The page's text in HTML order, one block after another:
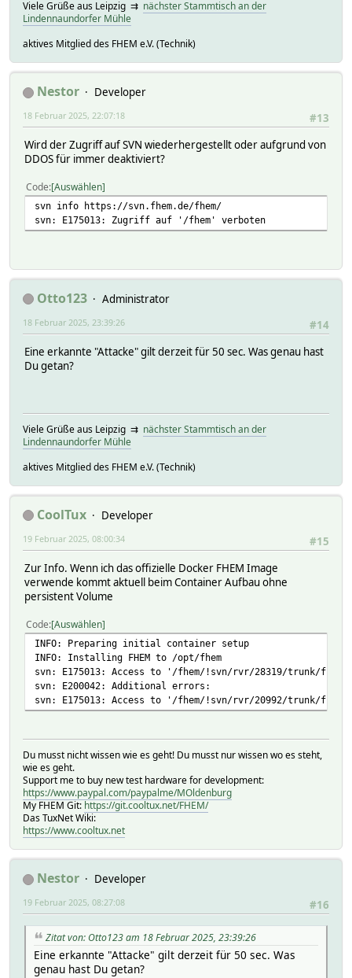
Viele Grüße aus Leipzig ⇉ nächster Stammtisch an der
Lindennaundorfer Mühle
aktives Mitglied des FHEM e.V. (Technik)
Nestor
Developer
#13
18 Februar 2025, 22:07:18
Wird der Zugriff auf SVN wiederhergestellt oder aufgrund von
DDOS für immer deaktiviert?
Code Auswählen
svn info https://svn.fhem.de/fhem/
svn: E175013: Zugriff auf '/fhem' verboten
Otto123
Administrator
#14
18 Februar 2025, 23:39:26
Eine erkannte "Attacke" gilt derzeit für 50 sec. Was genau hast
Du getan?
Viele Grüße aus Leipzig ⇉ nächster Stammtisch an der
Lindennaundorfer Mühle
aktives Mitglied des FHEM e.V. (Technik)
CoolTux
Developer
#15
19 Februar 2025, 08:00:34
Zur Info. Wenn ich das offizielle Docker FHEM Image
verwende kommt aktuell beim Container Aufbau ohne
persistent Volume
Code Auswählen
INFO: Preparing initial container setup
INFO: Installing FHEM to /opt/fhem
svn: E175013: Access to '/fhem/!svn/rvr/28319/trunk/fhem/
svn: E200042: Additional errors:
svn: E175013: Access to '/fhem/!svn/rvr/20992/trunk/fhem/
Du musst nicht wissen wie es geht! Du musst nur wissen wo es steht,
wie es geht.
Support me to buy new test hardware for development:
https://www.paypal.com/paypalme/MOldenburg
My FHEM Git: https://git.cooltux.net/FHEM/
Das TuxNet Wiki:
https://www.cooltux.net
Nestor
Developer
#16
19 Februar 2025, 08:27:08
Zitat von: Otto123 am 18 Februar 2025, 23:39:26
Eine erkannte "Attacke" gilt derzeit für 50 sec. Was
genau hast Du getan?